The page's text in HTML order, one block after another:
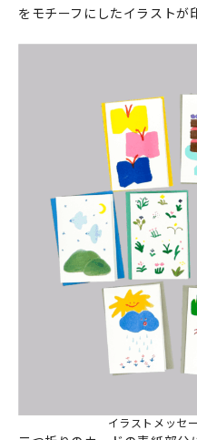
をモチーフにしたイラストが
イラストメッセ